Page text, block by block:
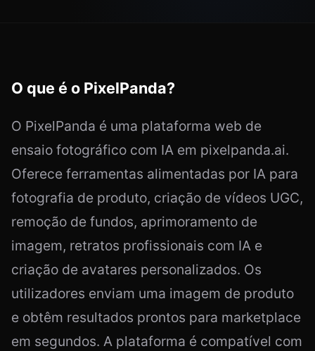
O que é o PixelPanda?
O PixelPanda é uma plataforma web de
ensaio fotográfico com IA em pixelpanda.ai.
Oferece ferramentas alimentadas por IA para
fotografia de produto, criação de vídeos UGC,
remoção de fundos, aprimoramento de
imagem, retratos profissionais com IA e
criação de avatares personalizados. Os
utilizadores enviam uma imagem de produto
e obtêm resultados prontos para marketplace
em segundos. A plataforma é compatível com